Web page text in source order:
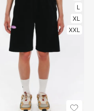
L
XL
XXL